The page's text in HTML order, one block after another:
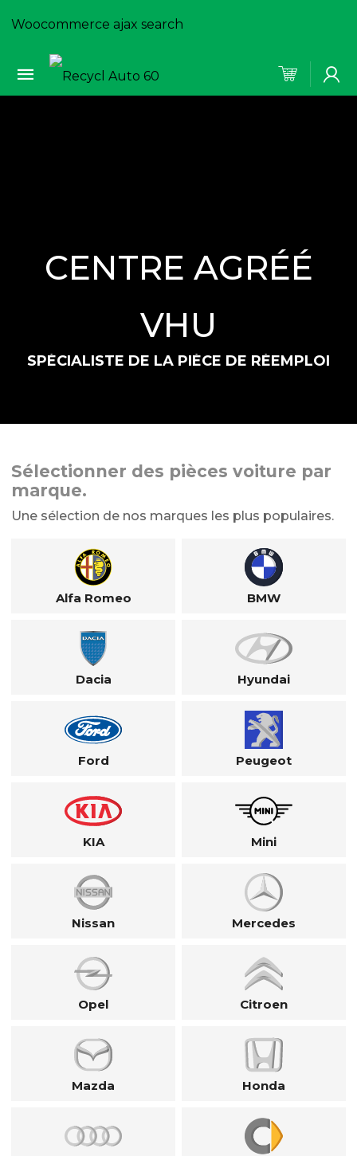
Woocommerce ajax search
CENTRE AGRÉÉ
VHU
SPÉCIALISTE DE LA PIÈCE DE RÉEMPLOI
Sélectionner des pièces voiture par
marque.
Une sélection de nos marques les plus populaires.
Alfa Romeo BMW
Dacia Hyundai
Ford Peugeot
KIA Mini
Nissan Mercedes
Opel Citroen
Mazda Honda